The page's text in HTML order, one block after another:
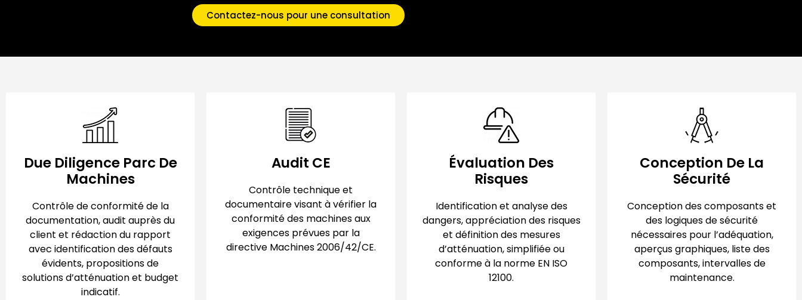
Contactez-nous pour une consultation
Due Diligence Parc De
Machines
Contrôle de conformité de la
documentation, audit auprès du
client et rédaction du rapport
avec identification des défauts
évidents, propositions de
solutions d’atténuation et budget
indicatif.
Audit CE
Contrôle technique et
documentaire visant à vérifier la
conformité des machines aux
exigences prévues par la
directive Machines 2006/42/CE.
Évaluation Des
Risques
Identification et analyse des
dangers, appréciation des risques
et définition des mesures
d’atténuation, simplifiée ou
conforme à la norme EN ISO
12100.
Conception De La
Sécurité
Conception des composants et
des logiques de sécurité
nécessaires pour l’adéquation,
aperçus graphiques, liste des
composants, intervalles de
maintenance.